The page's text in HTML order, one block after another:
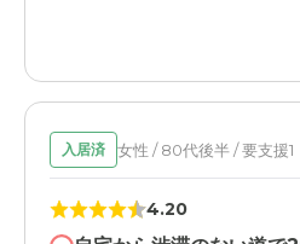
入居済 女性 / 80代後半 / 要支援1
4.20